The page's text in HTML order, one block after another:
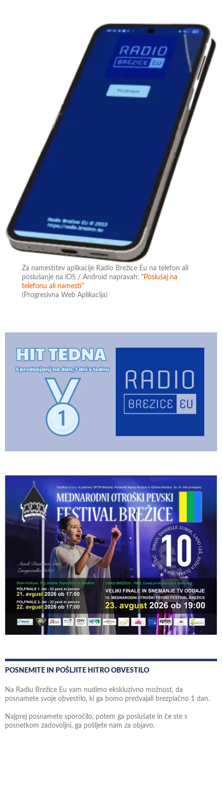
Za namestitev aplikacije Radio Brežice Eu na telefon ali
poslušanje na iOS / Android napravah:"Poslušaj na
telefonu ali namesti"
(Progresivna Web Aplikacija)
POSNEMITE IN POŠLJITE HITRO OBVESTILO
Na Radiu Brežice Eu vam nudimo ekskluzivno možnost, da
posnamete svoje obvestilo, ki ga bomo predvajali brezplačno 1 dan.
Najprej posnamete sporočilo, potem ga poslušate in če ste s
posnetkom zadovoljni, ga pošljete nam za objavo.